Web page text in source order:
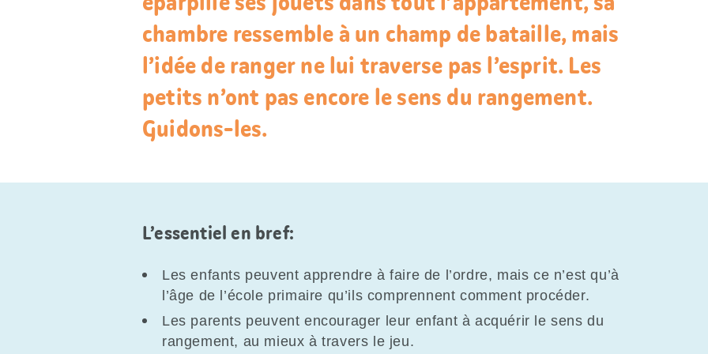
chambre ressemble à un champ de bataille, mais
l’idée de ranger ne lui traverse pas l’esprit. Les
petits n’ont pas encore le sens du rangement.
Guidons-les.
L’essentiel en bref:
Les enfants peuvent apprendre à faire de l’ordre, mais ce n’est qu’à
l’âge de l’école primaire qu’ils comprennent comment procéder.
Les parents peuvent encourager leur enfant à acquérir le sens du
rangement, au mieux à travers le jeu.